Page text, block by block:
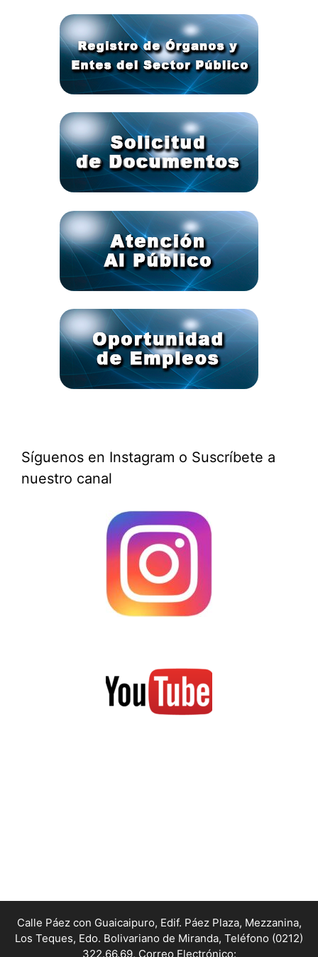
Síguenos en Instagram o Suscríbete a
nuestro canal
Calle Páez con Guaicaipuro, Edif. Páez Plaza, Mezzanina,
Los Teques, Edo. Bolivariano de Miranda, Teléfono (0212)
322.66.69, Correo Electrónico: